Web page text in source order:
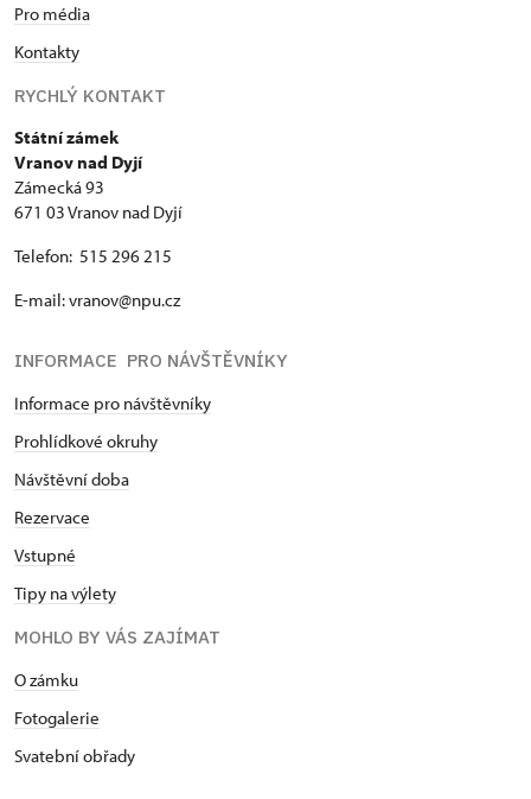
Pro média
Kontakty
RYCHLÝ KONTAKT
Státní zámek
Vranov nad Dyjí
Zámecká 93
671 03 Vranov nad Dyjí
Telefon: 515 296 215
E-mail: vranov@npu.cz
INFORMACE PRO NÁVŠTĚVNÍKY
Informace pro návštěvníky
Prohlídkové okruhy
Návštěvní doba
Rezervace
Vstupné
Tipy na výlety
MOHLO BY VÁS ZAJÍMAT
O zámku
Fotogalerie
Svatební obřady